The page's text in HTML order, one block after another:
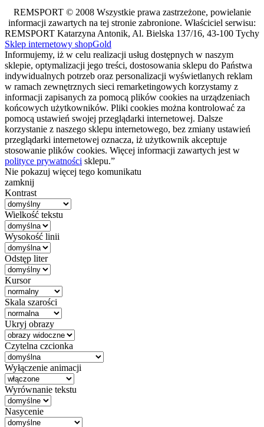
REMSPORT © 2008 Wszystkie prawa zastrzeżone, powielanie
informacji zawartych na tej stronie zabronione. Właściciel serwisu:
REMSPORT Katarzyna Antonik, Al. Bielska 137/16, 43-100 Tychy
Sklep internetowy shopGold
Informujemy, iż w celu realizacji usług dostępnych w naszym
sklepie, optymalizacji jego treści, dostosowania sklepu do Państwa
indywidualnych potrzeb oraz personalizacji wyświetlanych reklam
w ramach zewnętrznych sieci remarketingowych korzystamy z
informacji zapisanych za pomocą plików cookies na urządzeniach
końcowych użytkowników. Pliki cookies można kontrolować za
pomocą ustawień swojej przeglądarki internetowej. Dalsze
korzystanie z naszego sklepu internetowego, bez zmiany ustawień
przeglądarki internetowej oznacza, iż użytkownik akceptuje
stosowanie plików cookies. Więcej informacji zawartych jest w
polityce prywatności sklepu.”
Nie pokazuj więcej tego komunikatu
zamknij
Kontrast
Wielkość tekstu
Wysokość linii
Odstęp liter
Kursor
Skala szarości
Ukryj obrazy
Czytelna czcionka
Wyłączenie animacji
Wyrównanie tekstu
Nasycenie